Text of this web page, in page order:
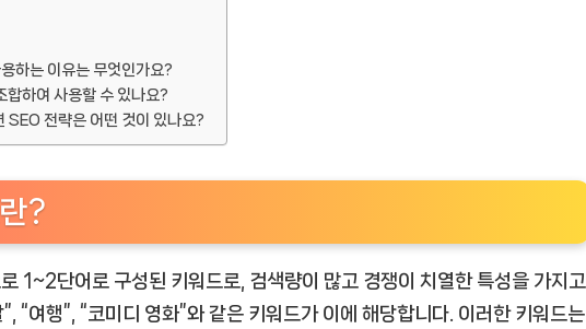
하는 이유는 무엇인가요?
합하여 사용할 수 있나요?
SEO 전략은 어떤 것이 있나요?
?
1~2단어로 구성된 키워드로, 검색량이 많고 경쟁이 치열한 특성을 가지고
“여행”, “코미디 영화”와 같은 키워드가 이에 해당합니다. 이러한 키워드는